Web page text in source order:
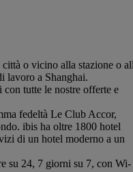
o vicino alla stazione o
lavoro a Shanghai.
tutte le nostre offerte e
fedeltà Le Club Accor,
ibis ha oltre 1800 hotel
di un hotel moderno a un
su 24, 7 giorni su 7, con Wi-